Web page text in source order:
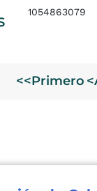
1054863079
<<Primero